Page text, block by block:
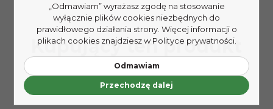
Kupujący ten produkt
kupili także:
„Odmawiam” wyrażasz zgodę na stosowanie
wyłącznie plików cookies niezbędnych do
prawidłowego działania strony. Więcej informacji o
plikach cookies znajdziesz w Polityce prywatności.
Odmawiam
Przechodzę dalej